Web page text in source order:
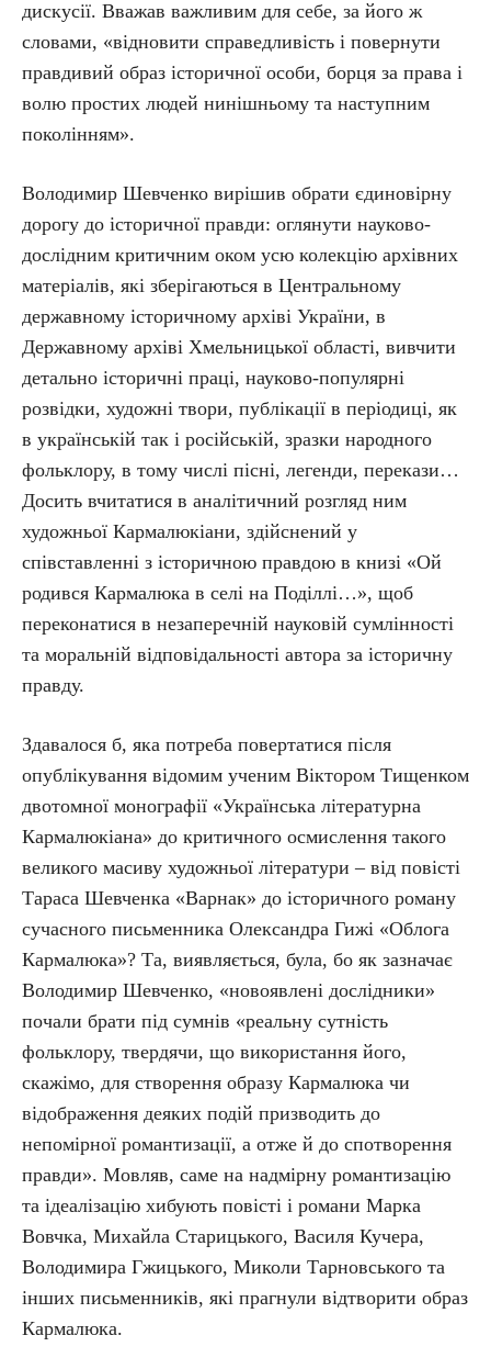
дискусії. Вважав важливим для себе, за його ж
словами, «відновити справедливість і повернути
правдивий образ історичної особи, борця за права і
волю простих людей нинішньому та наступним
поколінням».
Володимир Шевченко вирішив обрати єдиновірну
дорогу до історичної правди: оглянути науково-
дослідним критичним оком усю колекцію архівних
матеріалів, які зберігаються в Центральному
державному історичному архіві України, в
Державному архіві Хмельницької області, вивчити
детально історичні праці, науково-популярні
розвідки, художні твори, публікації в періодиці, як
в українській так і російській, зразки народного
фольклору, в тому числі пісні, легенди, перекази…
Досить вчитатися в аналітичний розгляд ним
художньої Кармалюкіани, здійснений у
співставленні з історичною правдою в книзі «Ой
родився Кармалюка в селі на Поділлі…», щоб
переконатися в незаперечній науковій сумлінності
та моральній відповідальності автора за історичну
правду.
Здавалося б, яка потреба повертатися після
опублікування відомим ученим Віктором Тищенком
двотомної монографії «Українська літературна
Кармалюкіана» до критичного осмислення такого
великого масиву художньої літератури – від повісті
Тараса Шевченка «Варнак» до історичного роману
сучасного письменника Олександра Гижі «Облога
Кармалюка»? Та, виявляється, була, бо як зазначає
Володимир Шевченко, «новоявлені дослідники»
почали брати під сумнів «реальну сутність
фольклору, твердячи, що використання його,
скажімо, для створення образу Кармалюка чи
відображення деяких подій призводить до
непомірної романтизації, а отже й до спотворення
правди». Мовляв, саме на надмірну романтизацію
та ідеалізацію хибують повісті і романи Марка
Вовчка, Михайла Старицького, Василя Кучера,
Володимира Гжицького, Миколи Тарновського та
інших письменників, які прагнули відтворити образ
Кармалюка.